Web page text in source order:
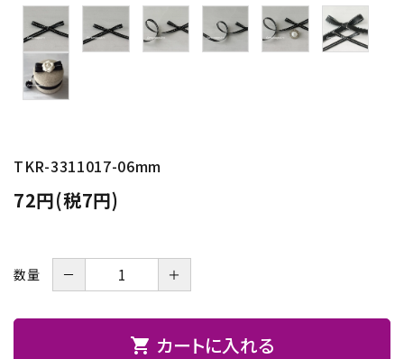
道具類
基本材料
グループ
お問い合わせ
TKR-3311017-06mm
72円(税7円)
数量 － ＋
shopping_cart カートに入れる